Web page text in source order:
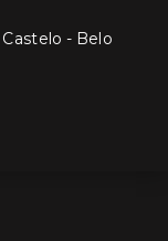
Castelo - Belo